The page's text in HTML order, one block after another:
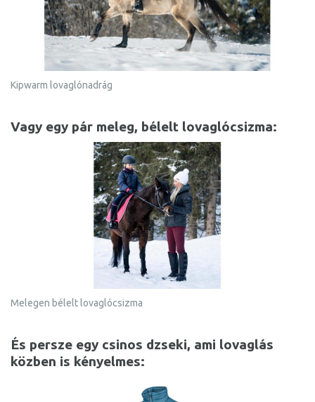
Kipwarm lovaglónadrág
Vagy egy pár meleg, bélelt lovaglócsizma:
Melegen bélelt lovaglócsizma
És persze egy csinos dzseki, ami lovaglás
közben is kényelmes: